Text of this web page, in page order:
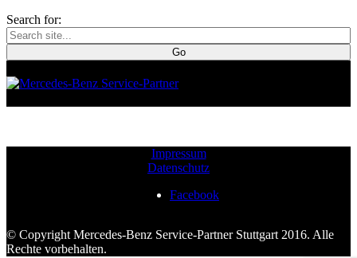
Search for:
Impressum
Datenschutz
Facebook
© Copyright Mercedes-Benz Service-Partner Stuttgart 2016. Alle
Rechte vorbehalten.